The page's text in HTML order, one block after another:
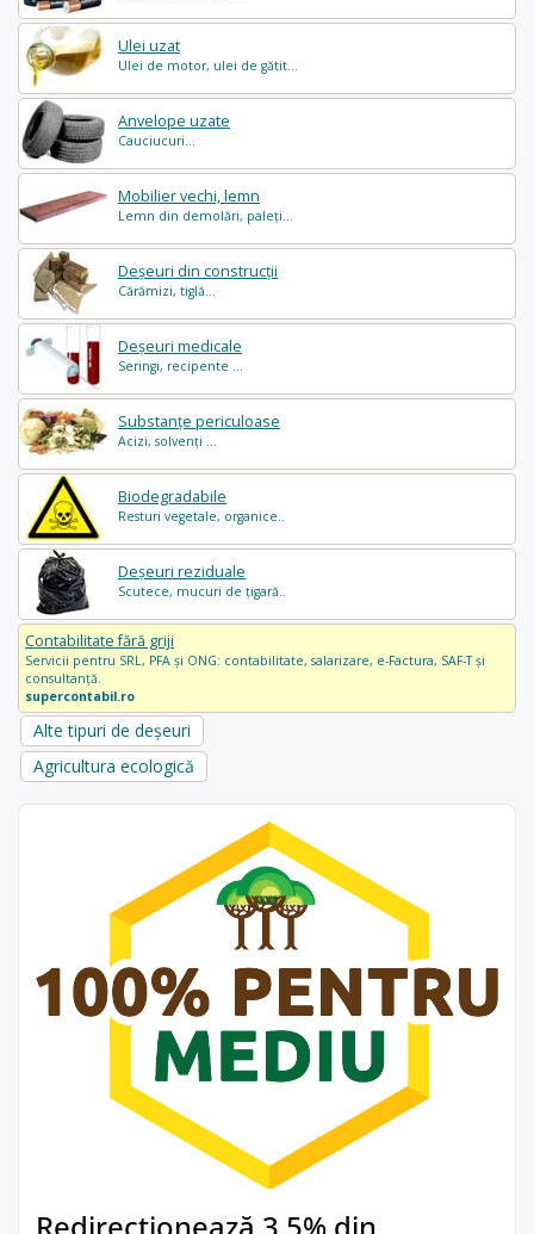
Ulei uzat
Ulei de motor, ulei de gătit...
Anvelope uzate
Cauciucuri...
Mobilier vechi, lemn
Lemn din demolări, paleți...
Deșeuri din construcții
Cărămizi, tiglă...
Deșeuri medicale
Seringi, recipente ...
Substanțe periculoase
Acizi, solvenți ...
Biodegradabile
Resturi vegetale, organice..
Deșeuri reziduale
Scutece, mucuri de țigară..
Contabilitate fără griji
Servicii pentru SRL, PFA și ONG: contabilitate, salarizare, e-Factura, SAF-T și
consultanță.
supercontabil.ro
Alte tipuri de deșeuri
Agricultura ecologică